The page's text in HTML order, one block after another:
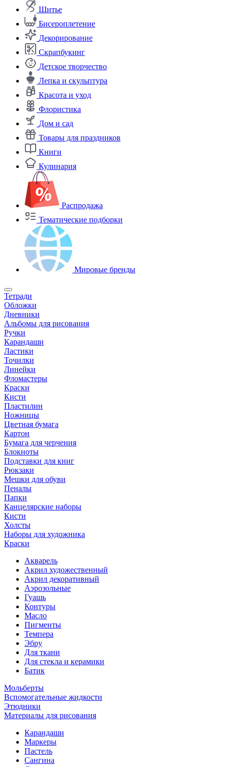
Шитье
Бисероплетение
Декорирование
Скрапбукинг
Детское творчество
Лепка и скульптура
Красота и уход
Флористика
Дом и сад
Товары для праздников
Книги
Кулинария
Распродажа
Тематические подборки
Мировые бренды
Тетради
Обложки
Дневники
Альбомы для рисования
Ручки
Карандаши
Ластики
Точилки
Линейки
Фломастеры
Краски
Кисти
Пластилин
Ножницы
Цветная бумага
Картон
Бумага для черчения
Блокноты
Подставки для книг
Рюкзаки
Мешки для обуви
Пеналы
Папки
Канцелярские наборы
Кисти
Холсты
Наборы для художника
Краски
Акварель
Акрил художественный
Акрил декоративный
Аэрозольные
Гуашь
Контуры
Масло
Пигменты
Темпера
Эбру
Для ткани
Для стекла и керамики
Батик
Мольберты
Вспомогательные жидкости
Этюдники
Материалы для рисования
Карандаши
Маркеры
Пастель
Сангина